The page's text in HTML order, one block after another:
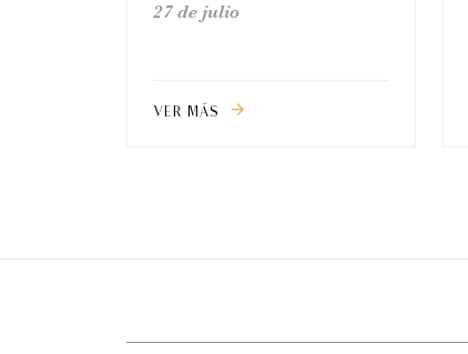
27 de julio
VER MÁS arrow_forward